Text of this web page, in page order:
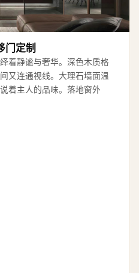
门定制
着静谧与奢华。深色木质格
又连通视线。大理石墙面温
着主人的品味。落地窗外